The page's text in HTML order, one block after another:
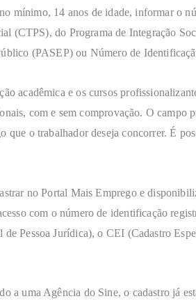
mínimo, 14 anos de idade, informar o
(CTPS), do Programa de Integração
(PASEP) ou Número de
acadêmica e os cursos
com e sem comprovação. O campo
que o trabalhador deseja concorrer. É
no Portal Mais Emprego e
com o número de identificação
de Pessoa Jurídica), o CEI (Cadastro
a uma Agência do Sine, o cadastro já